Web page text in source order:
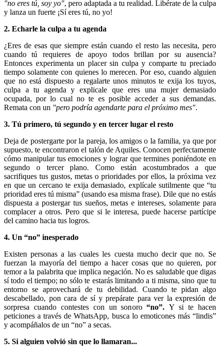
"no eres tú, soy yo", pero adaptada a tu realidad. Libérate de la culpa
y lanza un fuerte ¡Sí eres tú, no yo!
2. Echarle la culpa a tu agenda
¿Eres de esas que siempre están cuando el resto las necesita, pero
cuando tú requieres de apoyo todos brillan por su ausencia?
Entonces experimenta un placer sin culpa y comparte tu preciado
tiempo solamente con quienes lo merecen. Por eso, cuando alguien
que no está dispuesto a regalarte unos minutos te exija los tuyos,
culpa a tu agenda y explicale que eres una mujer demasiado
ocupada, por lo cual no te es posible acceder a sus demandas.
Remata con un "pero podría agendarte para el próximo mes".
3. Tú primero, tú segundo y en tercer lugar el resto
Deja de postergarte por la pareja, los amigos o la familia, ya que por
supuesto, te encontraron el talón de Aquiles. Conocen perfectamente
cómo manipular tus emociones y lograr que termines poniéndote en
segundo o tercer plano. Como están acostumbrados a que
sacrifiques tus gustos, metas o prioridades por ellos, la próxima vez
en que un cercano te exija demasiado, explícale sutilmente que “tu
prioridad eres tú misma” (usando esa misma frase). Dile que no estás
dispuesta a postergar tus sueños, metas e intereses, solamente para
complacer a otros. Pero que si le interesa, puede hacerse partícipe
del camino hacia tus logros.
4. Un “no” inesperado
Existen personas a las cuales les cuesta mucho decir que no. Se
fuerzan la mayoría del tiempo a hacer cosas que no quieren, por
temor a la palabrita que implica negación. No es saludable que digas
sí todo el tiempo; no sólo te estarás limitando a ti misma, sino que tu
entorno se aprovechará de tu debilidad. Cuando te pidan algo
descabellado, pon cara de sí y prepárate para ver la expresión de
sorpresa cuando contestes con un sonoro“no”.Y si te hacen
peticiones a través de WhatsApp, busca lo emoticones más “lindis”
y acompáñalos de un “no” a secas.
5. Si alguien volvió sin que lo llamaran...